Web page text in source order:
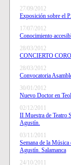
27/09/2012
Exposición sobre el
17/07/2012
Conocimiento
28/03/2012
CONCIERTO
28/03/2012
Convocatoria
30/01/2012
Nuevo Doctor en
02/12/2011
II Muestra de Teatro
Agustín.
03/11/2011
Semana de la
Agustín. Salamanca
24/10/2011